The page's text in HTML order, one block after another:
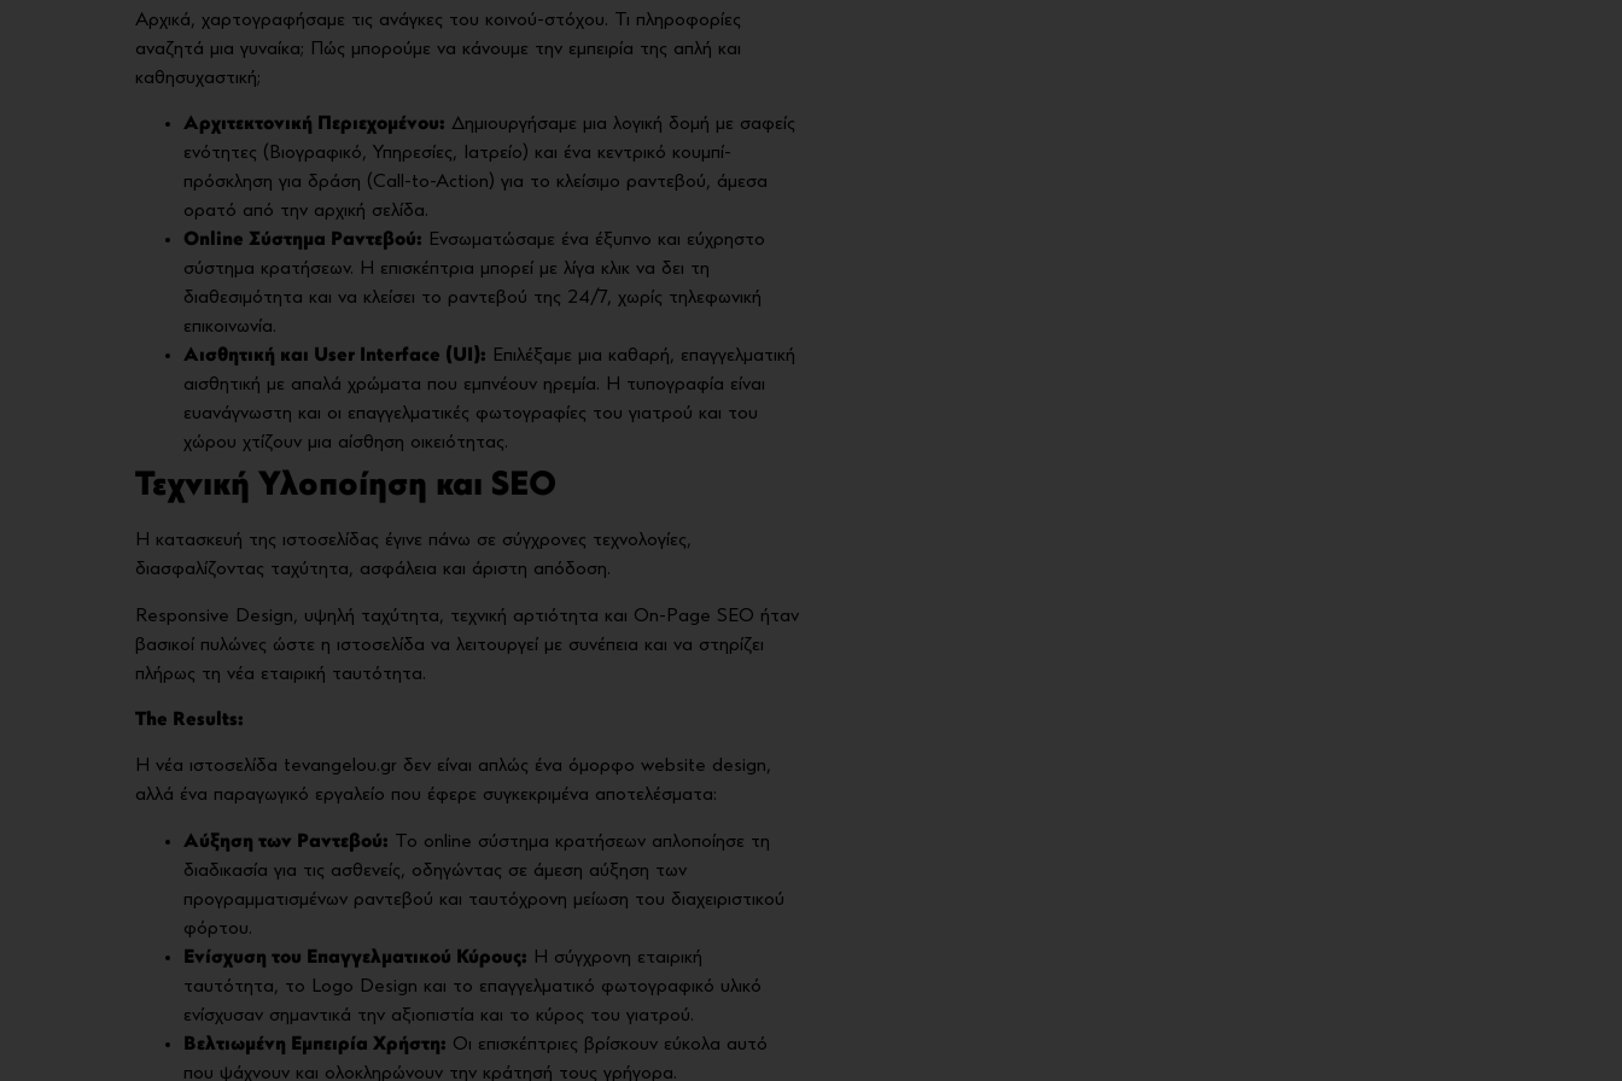
Αρχικά, χαρτογραφήσαμε τις ανάγκες του κοινού-στόχου. Τι πληροφορίες
αναζητά μια γυναίκα; Πώς μπορούμε να κάνουμε την εμπειρία της απλή και
καθησυχαστική;
Αρχιτεκτονική Περιεχομένου: Δημιουργήσαμε μια λογική δομή με σαφείς
ενότητες (Βιογραφικό, Υπηρεσίες, Ιατρείο) και ένα κεντρικό κουμπί-
πρόσκληση για δράση (Call-to-Action) για το κλείσιμο ραντεβού, άμεσα
ορατό από την αρχική σελίδα.
Online Σύστημα Ραντεβού: Ενσωματώσαμε ένα έξυπνο και εύχρηστο
σύστημα κρατήσεων. Η επισκέπτρια μπορεί με λίγα κλικ να δει τη
διαθεσιμότητα και να κλείσει το ραντεβού της 24/7, χωρίς τηλεφωνική
επικοινωνία.
Αισθητική και User Interface (UI): Επιλέξαμε μια καθαρή, επαγγελματική
αισθητική με απαλά χρώματα που εμπνέουν ηρεμία. Η τυπογραφία είναι
ευανάγνωστη και οι επαγγελματικές φωτογραφίες του γιατρού και του
χώρου χτίζουν μια αίσθηση οικειότητας.
Τεχνική Υλοποίηση και SEO
Η κατασκευή της ιστοσελίδας έγινε πάνω σε σύγχρονες τεχνολογίες,
διασφαλίζοντας ταχύτητα, ασφάλεια και άριστη απόδοση.
Responsive Design, υψηλή ταχύτητα, τεχνική αρτιότητα και On-Page SEO ήταν
βασικοί πυλώνες ώστε η ιστοσελίδα να λειτουργεί με συνέπεια και να στηρίζει
πλήρως τη νέα εταιρική ταυτότητα.
The Results:
Η νέα ιστοσελίδα tevangelou.gr δεν είναι απλώς ένα όμορφο website design,
αλλά ένα παραγωγικό εργαλείο που έφερε συγκεκριμένα αποτελέσματα:
Αύξηση των Ραντεβού: Το online σύστημα κρατήσεων απλοποίησε τη
διαδικασία για τις ασθενείς, οδηγώντας σε άμεση αύξηση των
προγραμματισμένων ραντεβού και ταυτόχρονη μείωση του διαχειριστικού
φόρτου.
Ενίσχυση του Επαγγελματικού Κύρους: Η σύγχρονη εταιρική
ταυτότητα, το Logo Design και το επαγγελματικό φωτογραφικό υλικό
ενίσχυσαν σημαντικά την αξιοπιστία και το κύρος του γιατρού.
Βελτιωμένη Εμπειρία Χρήστη: Οι επισκέπτριες βρίσκουν εύκολα αυτό
που ψάχνουν και ολοκληρώνουν την κράτησή τους γρήγορα.